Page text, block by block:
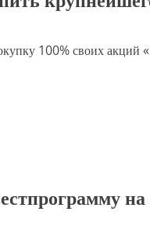
100% своих акций
на